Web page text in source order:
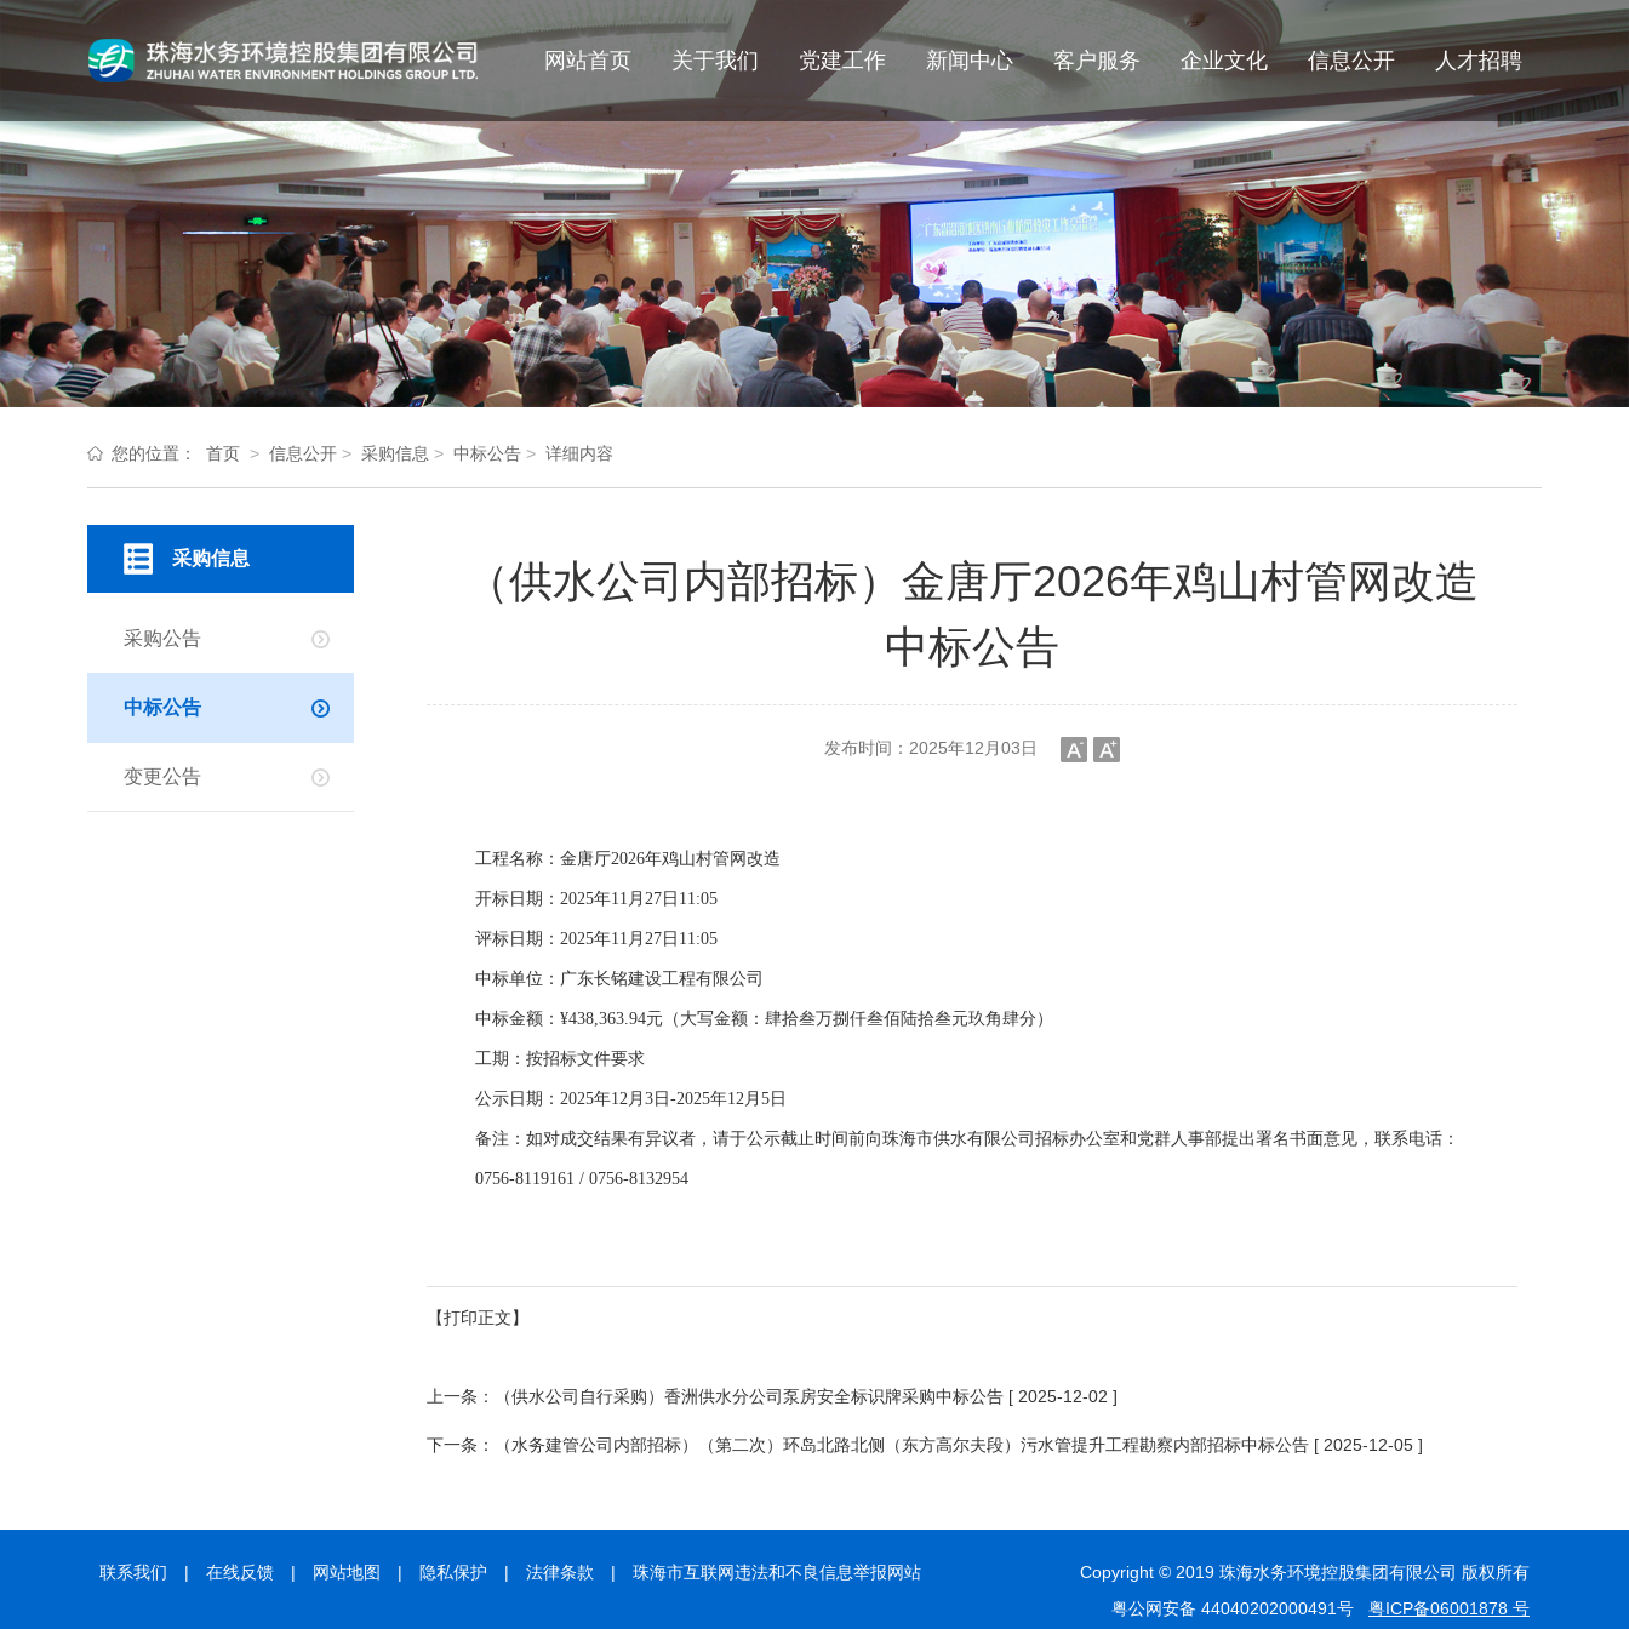
网站首页 关于我们 党建工作 新闻中心 客户服务 企业文化 信息公开 人才招聘
您的位置： 首页 > 信息公开 > 采购信息 > 中标公告 > 详细内容
采购信息
采购公告
中标公告
变更公告
（供水公司内部招标）金唐厅2026年鸡山村管网改造
中标公告
发布时间：2025年12月03日
工程名称：金唐厅2026年鸡山村管网改造
开标日期： 2025年11 月 27日 11:05
评标日期： 2025年11 月 27日 11:05
中标单位：广东长铭建设工程有限公司
中标金额： ¥438,363.94元（大写金额： 肆拾叁万捌仟叁佰陆拾叁元玖角肆分）
工期：按招标文件要求
公示日期： 2025年12月 3日 -2025年12月 5日
备注：如对成交结果有异议者，请于公示截止时间前向珠海市供水有限公司招标办公室和党群人事部提出署名书面意见，联系电话：
0756-8119161 / 0756-8132954
【打印正文】
上一条： （供水公司自行采购）香洲供水分公司泵房安全标识牌采购中标公告 [ 2025-12-02 ]
下一条： （水务建管公司内部招标）（第二次）环岛北路北侧（东方高尔夫段）污水管提升工程勘察内部招标中标公告 [ 2025-12-05 ]
联系我们 | 在线反馈 | 网站地图 | 隐私保护 | 法律条款 | 珠海市互联网违法和不良信息举报网站
Copyright © 2019 珠海水务环境控股集团有限公司 版权所有
粤公网安备 44040202000491号 粤ICP备06001878 号